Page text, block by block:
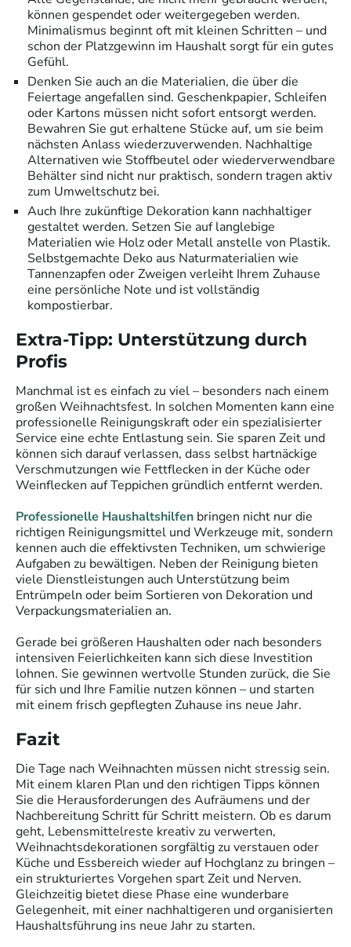
können gespendet oder weitergegeben werden.
Minimalismus beginnt oft mit kleinen Schritten – und
schon der Platzgewinn im Haushalt sorgt für ein gutes
Gefühl.
Denken Sie auch an die Materialien, die über die
Feiertage angefallen sind. Geschenkpapier, Schleifen
oder Kartons müssen nicht sofort entsorgt werden.
Bewahren Sie gut erhaltene Stücke auf, um sie beim
nächsten Anlass wiederzuverwenden. Nachhaltige
Alternativen wie Stoffbeutel oder wiederverwendbare
Behälter sind nicht nur praktisch, sondern tragen aktiv
zum Umweltschutz bei.
Auch Ihre zukünftige Dekoration kann nachhaltiger
gestaltet werden. Setzen Sie auf langlebige
Materialien wie Holz oder Metall anstelle von Plastik.
Selbstgemachte Deko aus Naturmaterialien wie
Tannenzapfen oder Zweigen verleiht Ihrem Zuhause
eine persönliche Note und ist vollständig
kompostierbar.
Extra-Tipp: Unterstützung durch
Profis
Manchmal ist es einfach zu viel – besonders nach einem
großen Weihnachtsfest. In solchen Momenten kann eine
professionelle Reinigungskraft oder ein spezialisierter
Service eine echte Entlastung sein. Sie sparen Zeit und
können sich darauf verlassen, dass selbst hartnäckige
Verschmutzungen wie Fettflecken in der Küche oder
Weinflecken auf Teppichen gründlich entfernt werden.
Professionelle Haushaltshilfen bringen nicht nur die
richtigen Reinigungsmittel und Werkzeuge mit, sondern
kennen auch die effektivsten Techniken, um schwierige
Aufgaben zu bewältigen. Neben der Reinigung bieten
viele Dienstleistungen auch Unterstützung beim
Entrümpeln oder beim Sortieren von Dekoration und
Verpackungsmaterialien an.
Gerade bei größeren Haushalten oder nach besonders
intensiven Feierlichkeiten kann sich diese Investition
lohnen. Sie gewinnen wertvolle Stunden zurück, die Sie
für sich und Ihre Familie nutzen können – und starten
mit einem frisch gepflegten Zuhause ins neue Jahr.
Fazit
Die Tage nach Weihnachten müssen nicht stressig sein.
Mit einem klaren Plan und den richtigen Tipps können
Sie die Herausforderungen des Aufräumens und der
Nachbereitung Schritt für Schritt meistern. Ob es darum
geht, Lebensmittelreste kreativ zu verwerten,
Weihnachtsdekorationen sorgfältig zu verstauen oder
Küche und Essbereich wieder auf Hochglanz zu bringen –
ein strukturiertes Vorgehen spart Zeit und Nerven.
Gleichzeitig bietet diese Phase eine wunderbare
Gelegenheit, mit einer nachhaltigeren und organisierten
Haushaltsführung ins neue Jahr zu starten.